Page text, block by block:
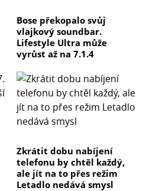
Bose překopalo svůj
vlajkový soundbar.
Lifestyle Ultra může
vyrůst až na 7.1.4
Zkrátit dobu nabíjení
telefonu by chtěl každý,
ale jít na to přes režim
Letadlo nedává smysl